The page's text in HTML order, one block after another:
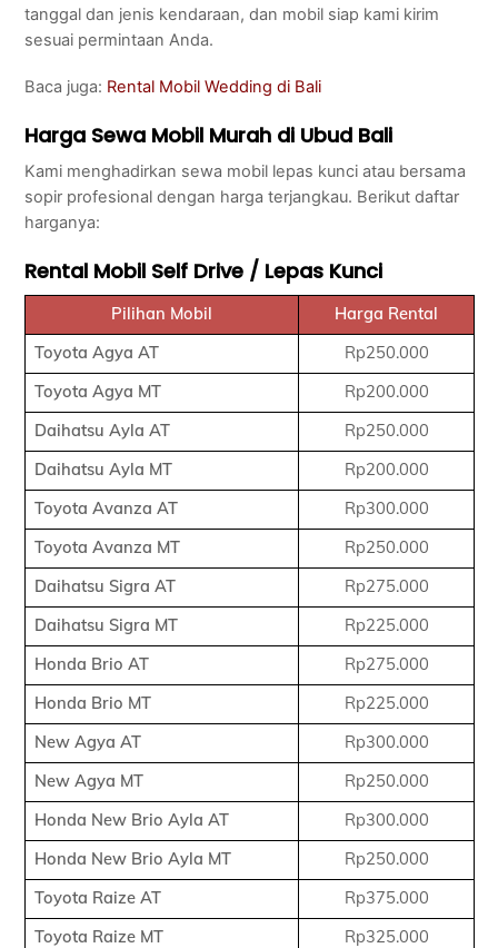
tanggal dan jenis kendaraan, dan mobil siap kami kirim
sesuai permintaan Anda.
Baca juga: Rental Mobil Wedding di Bali
Harga Sewa Mobil Murah di Ubud Bali
Kami menghadirkan sewa mobil lepas kunci atau bersama
sopir profesional dengan harga terjangkau. Berikut daftar
harganya:
Rental Mobil Self Drive / Lepas Kunci
Pilihan Mobil
Harga Rental
Toyota Agya AT
Rp250.000
Toyota Agya MT
Rp200.000
Daihatsu Ayla AT
Rp250.000
Daihatsu Ayla MT
Rp200.000
Toyota Avanza AT
Rp300.000
Toyota Avanza MT
Rp250.000
Daihatsu Sigra AT
Rp275.000
Daihatsu Sigra MT
Rp225.000
Honda Brio AT
Rp275.000
Honda Brio MT
Rp225.000
New Agya AT
Rp300.000
New Agya MT
Rp250.000
Honda New Brio Ayla AT
Rp300.000
Honda New Brio Ayla MT
Rp250.000
Toyota Raize AT
Rp375.000
Toyota Raize MT
Rp325.000